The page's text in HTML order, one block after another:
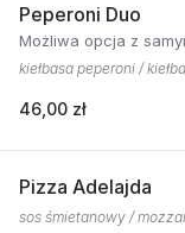
Peperoni Duo
Możliwa opcja z
kiełbasa peperoni /
46,00 zł
Pizza Adelajda
sos śmietanowy /